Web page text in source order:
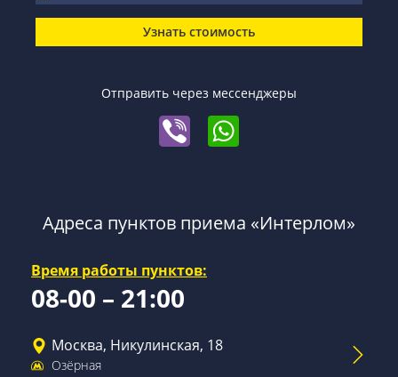
Узнать стоимость
Отправить через мессенджеры
Адреса пунктов приема «Интерлом»
Время работы пунктов:
08-00 – 21:00
Москва, Никулинская, 18
Озёрная